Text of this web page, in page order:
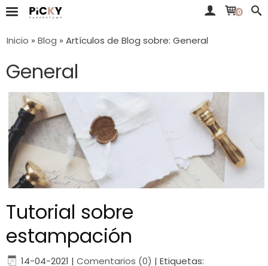
0
Inicio » Blog » Artículos de Blog sobre: General
General
Tutorial sobre
estampación
14-04-2021 | Comentarios (0) | Etiquetas: